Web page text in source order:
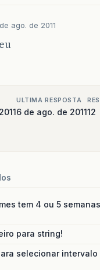
ago. de 2011
ULTIMA RESPOSTA
6 de ago. de 201112
tem 4 ou 5
para string!
selecionar intervalo